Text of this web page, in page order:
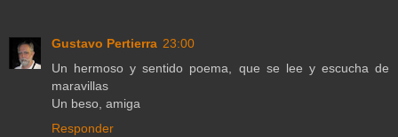
Gustavo Pertierra 23:00
Un hermoso y sentido poema, que se lee y escucha de
maravillas
Un beso, amiga
Responder